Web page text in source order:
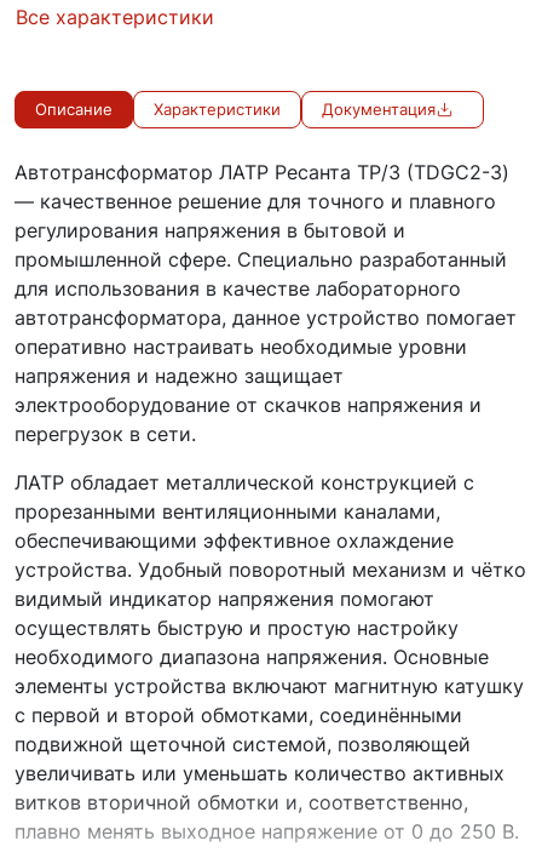
Все характеристики
Описание Характеристики Документация
Автотрансформатор ЛАТР Ресанта ТР/3 (TDGC2-3)
— качественное решение для точного и плавного
регулирования напряжения в бытовой и
промышленной сфере. Специально разработанный
для использования в качестве лабораторного
автотрансформатора, данное устройство помогает
оперативно настраивать необходимые уровни
напряжения и надежно защищает
электрооборудование от скачков напряжения и
перегрузок в сети.
ЛАТР обладает металлической конструкцией с
прорезанными вентиляционными каналами,
обеспечивающими эффективное охлаждение
устройства. Удобный поворотный механизм и чётко
видимый индикатор напряжения помогают
осуществлять быструю и простую настройку
необходимого диапазона напряжения. Основные
элементы устройства включают магнитную катушку
с первой и второй обмотками, соединёнными
подвижной щеточной системой, позволяющей
увеличивать или уменьшать количество активных
витков вторичной обмотки и, соответственно,
плавно менять выходное напряжение от 0 до 250 В.